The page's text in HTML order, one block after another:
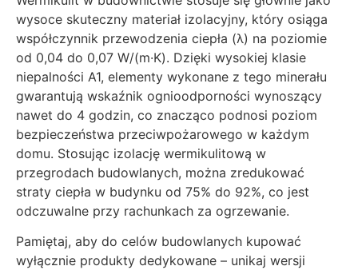
wysoce skuteczny materiał izolacyjny, który osiąga
współczynnik przewodzenia ciepła (λ) na poziomie
od 0,04 do 0,07 W/(m·K). Dzięki wysokiej klasie
niepalności A1, elementy wykonane z tego minerału
gwarantują wskaźnik ognioodporności wynoszący
nawet do 4 godzin, co znacząco podnosi poziom
bezpieczeństwa przeciwpożarowego w każdym
domu. Stosując izolację wermikulitową w
przegrodach budowlanych, można zredukować
straty ciepła w budynku od 75% do 92%, co jest
odczuwalne przy rachunkach za ogrzewanie.
Pamiętaj, aby do celów budowlanych kupować
wyłącznie produkty dedykowane – unikaj wersji